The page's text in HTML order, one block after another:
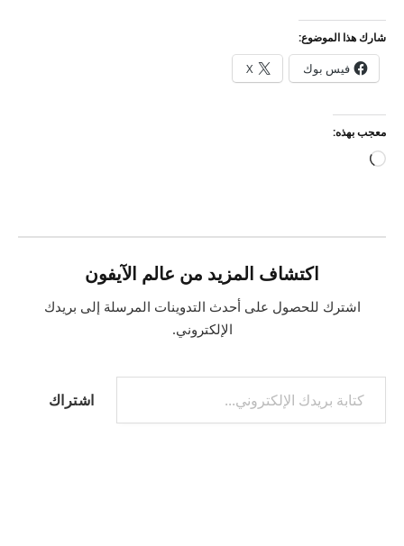
شارك هذا الموضوع:
فيس بوك X
معجب بهذه:
جاري
اكتشاف المزيد من عالم الآيفون
اشترك للحصول على أحدث التدوينات المرسلة إلى بريدك
الإلكتروني.
كتابة بريدك الإلكتروني...
اشتراك